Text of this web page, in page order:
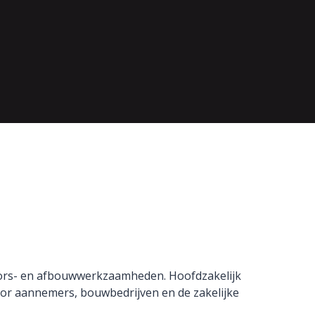
en afbouwwerkzaamheden. Hoofdzakelijk
aannemers, bouwbedrijven en de zakelijke